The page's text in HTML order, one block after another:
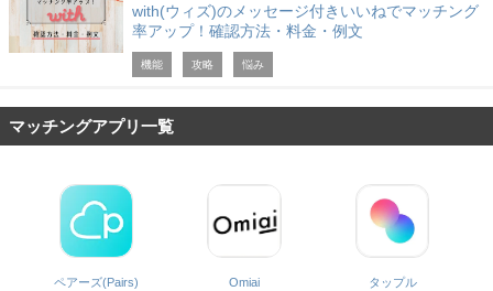
with(ウィズ)のメッセージ付きいいねでマッチング
率アップ！確認方法・料金・例文
機能 攻略 悩み
マッチングアプリ一覧
ペアーズ(Pairs) Omiai タップル